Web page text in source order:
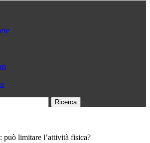
può limitare l’attività fisica?